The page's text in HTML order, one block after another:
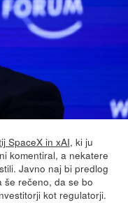
SpaceX in xAI, ki ju
komentiral, a nekatere
Javno naj bi predlog
še rečeno, da se bo
kot regulatorji.